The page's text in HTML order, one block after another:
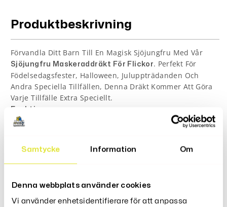
Samtycke Information Om
Denna webbplats använder cookies
Vi använder enhetsidentifierare för att anpassa
Produktbeskrivning
Förvandla Ditt Barn Till En Magisk Sjöjungfru Med Vår
Sjöjungfru Maskeraddräkt För Flickor. Perfekt För
Födelsedagsfester, Halloween, Juluppträdanden Och
Andra Speciella Tillfällen, Denna Dräkt Kommer Att Göra
Varje Tillfälle Extra Speciellt.
Funktioner:
Inspirerad av sjöjungfrur, med
skimrande material och vackra detaljer som
skapar en förtrollande look.
att bli en sjöjungfru, inklusive en vacker topp och
en matchande kjol med fiskskärtsdetaljer.